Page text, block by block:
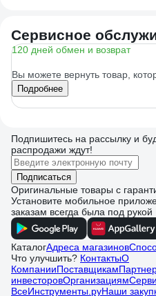
Сервисное
120 дней обмен и возврат
Вы можете вернуть товар,
Подробнее
Подпишитесь на рассылку и
распродажи ждут!
Подписаться
Оригинальные товары с
Установите мобильное
заказам всегда была под рукой
КаталогАдреса магазинов
Что улучшить? КонтактыО
КомпанииПоставщикам
инвесторовОрганизациям
ВсеИнструменты.руНаши